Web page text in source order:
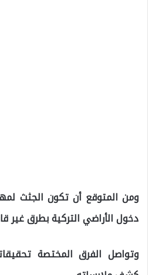
ومن المتوقع أن تكون الجثث
دخول الأراضي التركية بطرق غير
وتواصل الفرق المختصة